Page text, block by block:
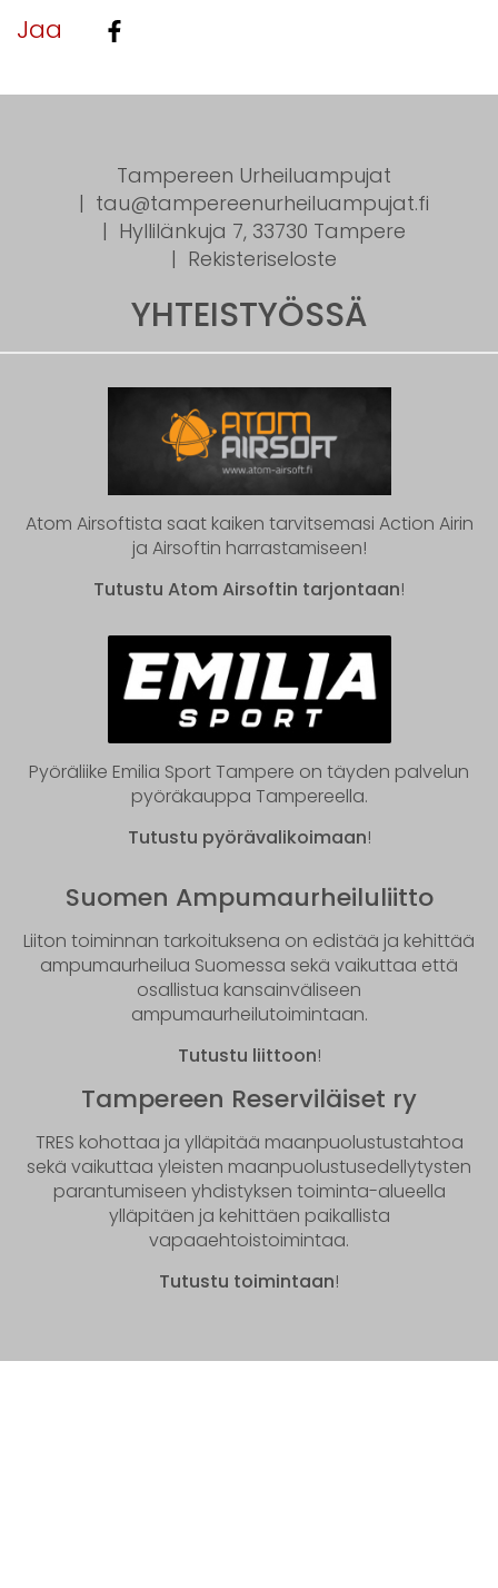
Jaa
Tampereen Urheiluampujat
tau@tampereenurheiluampujat.fi
Hyllilänkuja 7, 33730 Tampere
Rekisteriseloste
YHTEISTYÖSSÄ
Atom Airsoftista saat kaiken tarvitsemasi Action Airin
ja Airsoftin harrastamiseen!
Tutustu Atom Airsoftin tarjontaan!
Pyöräliike Emilia Sport Tampere on täyden palvelun
pyöräkauppa Tampereella.
Tutustu pyörävalikoimaan!
Suomen Ampumaurheiluliitto
Liiton toiminnan tarkoituksena on edistää ja kehittää
ampumaurheilua Suomessa sekä vaikuttaa että
osallistua kansainväliseen
ampumaurheilutoimintaan.
Tutustu liittoon!
Tampereen Reserviläiset ry
TRES kohottaa ja ylläpitää maanpuolustustahtoa
sekä vaikuttaa yleisten maanpuolustusedellytysten
parantumiseen yhdistyksen toiminta-alueella
ylläpitäen ja kehittäen paikallista
vapaaehtoistoimintaa.
Tutustu toimintaan!